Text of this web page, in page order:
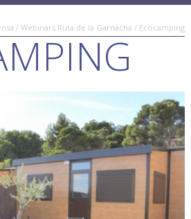
/ Webinars Ruta de la Garnacha / Ecocamping